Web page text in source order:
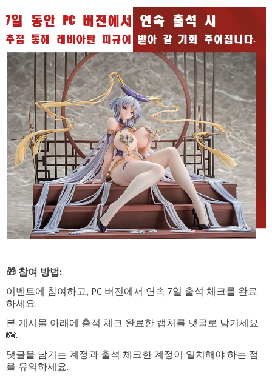
🎁 참여 방법:
이벤트에 참여하고, PC 버전에서 연속 7일 출석 체크를 완료
하세요.
본 게시물 아래에 출석 체크 완료한 캡처를 댓글로 남기세요
📸.
댓글을 남기는 계정과 출석 체크한 계정이 일치해야 하는 점
을 유의하세요.